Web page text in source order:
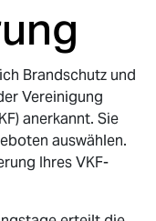
Brandschutz und
Vereinigung
anerkannt. Sie
auswählen.
Ihres VKF-